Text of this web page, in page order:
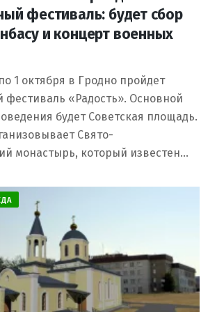
фестиваль: будет сбор
и концерт военных
1 октября в Гродно пройдет
фестиваль «Радость». Основной
будет Советская площадь.
Свято-
монастырь, который известен…